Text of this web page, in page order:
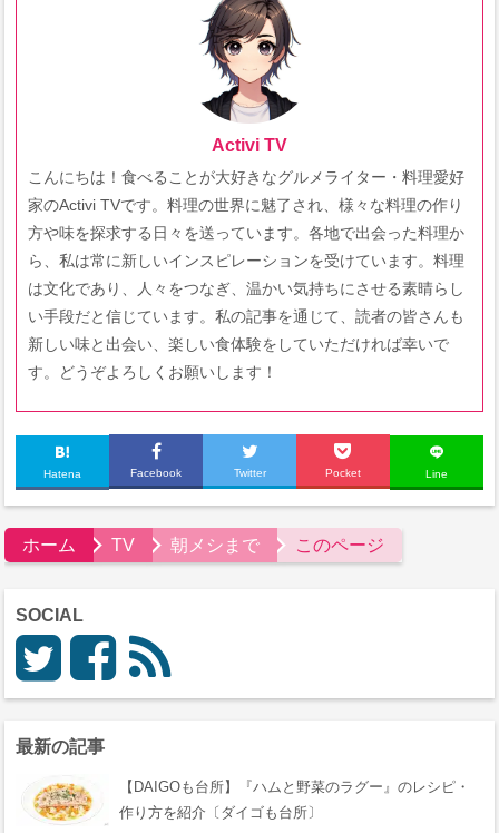
Activi TV
こんにちは！食べることが大好きなグルメライター・料理愛好
家のActivi TVです。料理の世界に魅了され、様々な料理の作り
方や味を探求する日々を送っています。各地で出会った料理か
ら、私は常に新しいインスピレーションを受けています。料理
は文化であり、人々をつなぎ、温かい気持ちにさせる素晴らし
い手段だと信じています。私の記事を通じて、読者の皆さんも
新しい味と出会い、楽しい食体験をしていただければ幸いで
す。どうぞよろしくお願いします！
Hatena Facebook Twitter Pocket Line
ホーム TV 朝メシまで このページ
SOCIAL
最新の記事
【DAIGOも台所】『ハムと野菜のラグー』のレシピ・
作り方を紹介〔ダイゴも台所〕